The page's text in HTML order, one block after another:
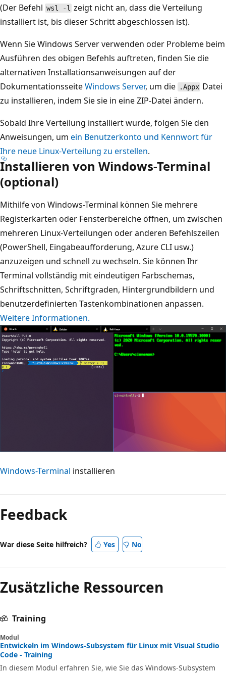
(Der Befehl wsl -l zeigt nicht an, dass die Verteilung
installiert ist, bis dieser Schritt abgeschlossen ist).
Wenn Sie Windows Server verwenden oder Probleme beim
Ausführen des obigen Befehls auftreten, finden Sie die
alternativen Installationsanweisungen auf der
DokumentationsseiteWindows Server, um die .Appx Datei
zu installieren, indem Sie sie in eine ZIP-Datei ändern.
Sobald Ihre Verteilung installiert wurde, folgen Sie den
Anweisungen, um ein Benutzerkonto und Kennwort für
Ihre neue Linux-Verteilung zu erstellen.
Installieren von Windows-Terminal
(optional)
Mithilfe von Windows-Terminal können Sie mehrere
Registerkarten oder Fensterbereiche öffnen, um zwischen
mehreren Linux-Verteilungen oder anderen Befehlszeilen
(PowerShell, Eingabeaufforderung, Azure CLI usw.)
anzuzeigen und schnell zu wechseln. Sie können Ihr
Terminal vollständig mit eindeutigen Farbschemas,
Schriftschnitten, Schriftgraden, Hintergrundbildern und
benutzerdefinierten Tastenkombinationen anpassen.
Weitere Informationen.
Windows-Terminal installieren
Feedback
War diese Seite hilfreich? Yes No
Zusätzliche Ressourcen
Training
Modul
Entwickeln im Windows-Subsystem für Linux mit Visual Studio
Code - Training
In diesem Modul erfahren Sie, wie Sie das Windows-Subsystem